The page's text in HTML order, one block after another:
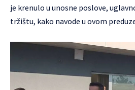
je krenulo u unosne poslove,
tržištu, kako navode u ovom